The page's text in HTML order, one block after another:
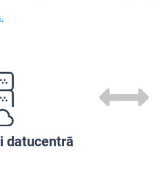
datucentrā